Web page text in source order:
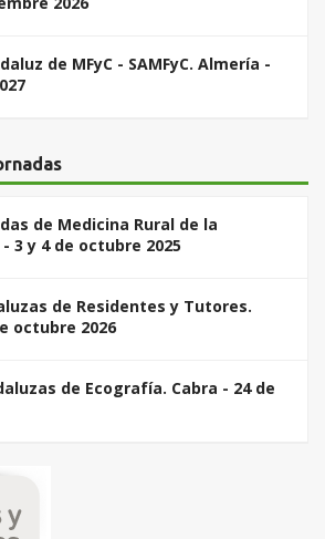
de MFyC - SAMFyC. Almería -
de Medicina Rural de la
3 y 4 de octubre 2025
de Residentes y Tutores.
octubre 2026
de Ecografía. Cabra - 24 de